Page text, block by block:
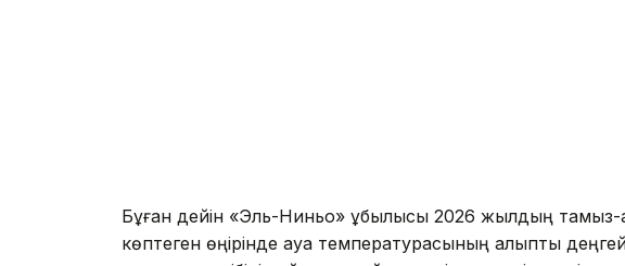
Бұған дейін «Эль-Ниньо» құбылысы 2026 жылдың тамыз-
көптеген өңірінде ауа температурасының қалыпты